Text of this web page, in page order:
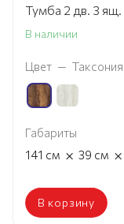
В наличии
Цвет — Таксония
Габариты
141 см × 39 см ×
В корзину